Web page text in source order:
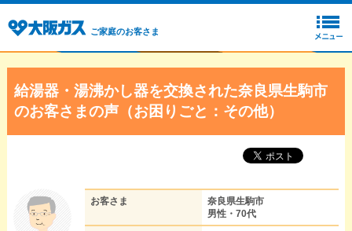
ご家庭のお客さま
給湯器・湯沸かし器を交換された奈良県生駒市
のお客さまの声（お困りごと：その他）
お客さま
奈良県生駒市
男性・70代